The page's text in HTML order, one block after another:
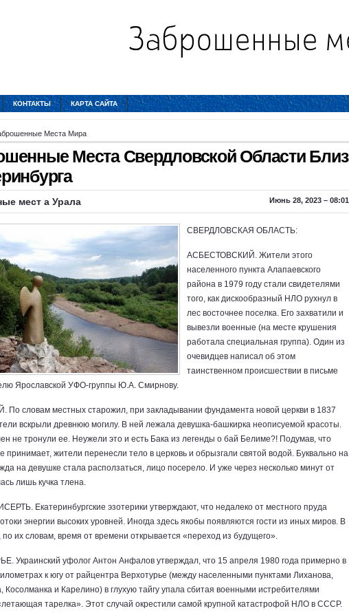
КОНТАКТЫ КАРТА САЙТА
Места Мира
Места Свердловской Области Близ
мест а Урала Июнь 28, 2023 – 08:01
СВЕРДЛОВСКАЯ ОБЛАСТЬ:
АСБЕСТОВСКИЙ. Жители этого
населенного пункта Алапаевского
района в 1979 году стали свидетелями
того, как дискообразный НЛО рухнул в
лес восточнее поселка. Его захватили и
вывезли военные (на месте крушения
работала специальная группа). Один из
очевидцев написал об этом
таинственном происшествии в письме
Ярославской УФО-группы Ю.А. Смирнову.
словам местных старожил, при закладывании фундамента новой церкви в 1837
вскрыли древнюю могилу. В ней лежала девушка-башкирка неописуемой красоты.
не тронули ее. Неужели это и есть Бака из легенды о бай Белиме?! Подумав, что
принимает, жители перенесли тело в церковь и обрызгали святой водой. Буквально на
на девушке стала расползаться, лицо посерело. И уже через несколько минут от
лишь кучка тлена.
Екатеринбургские эзотерики утверждают, что недалеко от местного пруда
энергии высоких уровней. Иногда здесь якобы появляются гости из иных миров. В
по их словам, время от времени открывается «переход из будущего».
Украинский уфолог Антон Анфалов утверждал, что 15 апреля 1980 года примерно в
к югу от райцентра Верхотурье (между населенными пунктами Лиханова,
Косолманка и Карелино) в глухую тайгу упала сбитая военными истребителями
тарелка». Этот случай окрестили самой крупной катастрофой НЛО в СССР.